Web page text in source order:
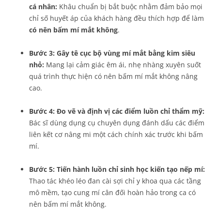
cá nhân: Khâu chuẩn bị bắt buộc nhằm đảm bảo mọi
chỉ số huyết áp của khách hàng đều thích hợp để làm
có nên bấm mí mắt không.
Bước 3: Gây tê cục bộ vùng mí mắt bằng kim siêu
nhỏ: Mang lại cảm giác êm ái, nhẹ nhàng xuyên suốt
quá trình thực hiện có nên bấm mí mắt không nâng
cao.
Bước 4: Đo vẽ và định vị các điểm luồn chỉ thẩm mỹ:
Bác sĩ dùng dụng cụ chuyên dụng đánh dấu các điểm
liên kết cơ nâng mi một cách chính xác trước khi bấm
mí.
Bước 5: Tiến hành luồn chỉ sinh học kiến tạo nếp mí:
Thao tác khéo léo đan cài sợi chỉ y khoa qua các tầng
mô mềm, tạo cung mí cân đối hoàn hảo trong ca có
nên bấm mí mắt không.